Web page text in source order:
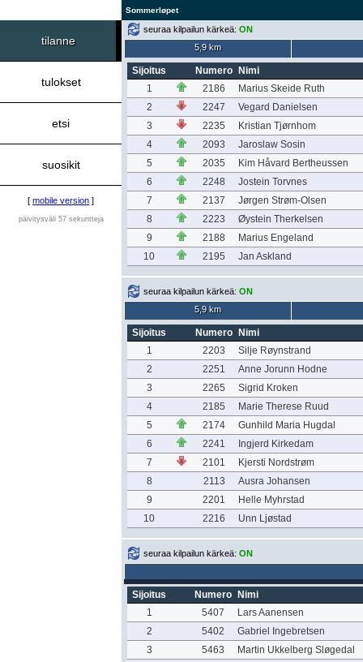
Sommerløpet
tilanne
tulokset
etsi
suosikit
[ mobile version ]
päivitysväli 57 sekuntteja
seuraa kilpailun kärkeä: ON
5,9 km
Sijoitus Numero
Nimi
1
2186
Marius Skeide Ruth
2
2247
Vegard Danielsen
3
2235
Kristian Tjørnhom
4
2093
Jaroslaw Sosin
5
2035
Kim Håvard Bertheussen
6
2248
Jostein Torvnes
7
2137
Jørgen Strøm-Olsen
8
2223
Øystein Therkelsen
9
2188
Marius Engeland
10
2195 Jan Askland
seuraa kilpailun kärkeä: ON
5,9 km
Sijoitus Numero
Nimi
1
2203
Silje Røynstrand
2
2251
Anne Jorunn Hodne
3
2265
Sigrid Kroken
4
2185
Marie Therese Ruud
5
2174
Gunhild Maria Hugdal
6
2241
Ingjerd Kirkedam
7
2101
Kjersti Nordstrøm
8
2113
Ausra Johansen
9
2201
Helle Myhrstad
10
2216 Unn Ljøstad
seuraa kilpailun kärkeä: ON
Sijoitus Numero
Nimi
1
5407
Lars Aanensen
2
5402
Gabriel Ingebretsen
3
5463
Martin Ukkelberg Sløgedal